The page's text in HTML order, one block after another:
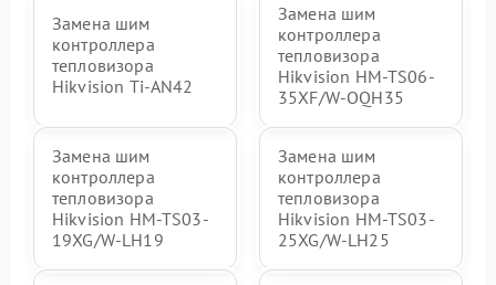
Замена шим
контроллера
тепловизора
Hikvision Ti-AN42
Замена шим
контроллера
тепловизора
Hikvision HM-TS06-
35XF/W-OQH35
Замена шим
контроллера
тепловизора
Hikvision HM-TS03-
19XG/W-LH19
Замена шим
контроллера
тепловизора
Hikvision HM-TS03-
25XG/W-LH25